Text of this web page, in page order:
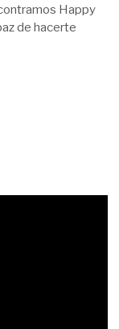
Happy
de hacerte